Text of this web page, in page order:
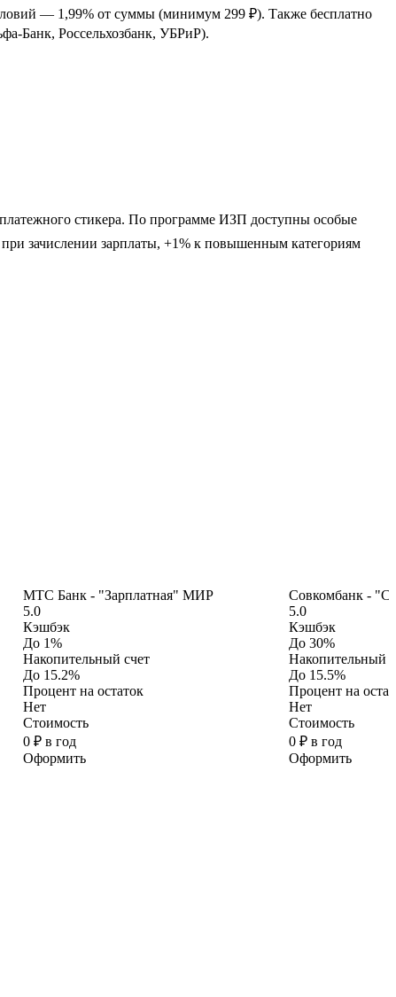
— 1,99% от суммы (минимум 299 ₽). Также бесплатно
Банк, Россельхозбанк, УБРиР).
стикера. По программе ИЗП доступны особые
зачислении зарплаты, +1% к повышенным категориям
МТС Банк - "Зарплатная" МИР
5.0
Кэшбэк
До 1%
Накопительный счет
До 15.2%
Процент на остаток
Нет
Стоимость
0 ₽ в год
Оформить
Совкомбанк - "С
5.0
Кэшбэк
До 30%
Накопительный
До 15.5%
Процент на
Нет
Стоимость
0 ₽ в год
Оформить